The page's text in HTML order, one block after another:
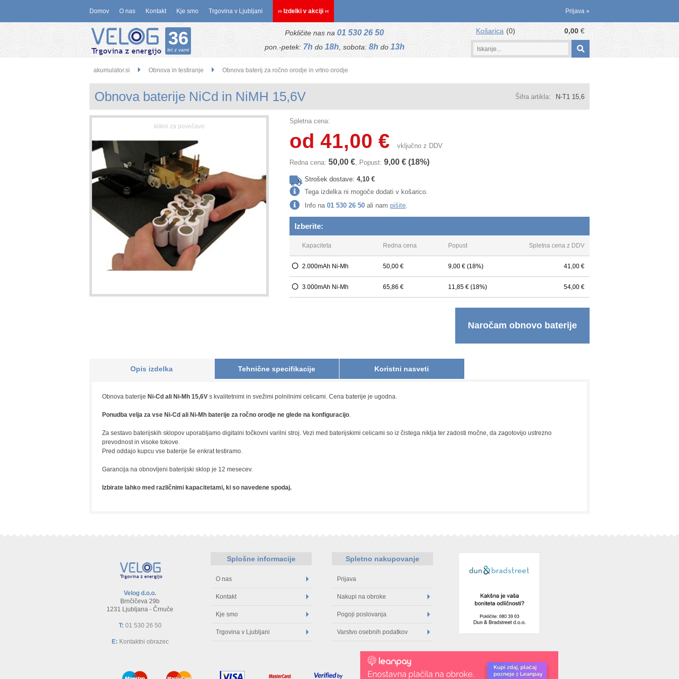
Domov O nas Kontakt Kje smo Trgovina v Ljubljani ›› Izdelki v akciji ‹‹ Prijava »
Košarica 0 0,00 €
36
let z vami
Pokličite nas na 01 530 26 50
pon.-petek: 7h do 18h , sobota: 8h do 13h
akumulator.si Obnova in testiranje Obnova baterij za ročno orodje in vrtno orodje
Obnova baterije NiCd in NiMH 15,6V
Spletna cena:
od 41,00 € vključno z DDV
Redna cena: 50,00 €, Popust: 9,00 € (18%)
Šifra artikla: N-T1 15,6
Strošek dostave: 4,10 €
Tega izdelka ni mogoče dodati v košarico.
Info na 01 530 26 50 ali nam pišite.
Izberite:
Kapaciteta Redna cena Popust Spletna cena z DDV
2.000mAh Ni-Mh 50,00 € 9,00 € (18%) 41,00 €
3.000mAh Ni-Mh 65,86 € 11,85 € (18%) 54,00 €
Naročam obnovo baterije
Opis izdelka Tehnične specifikacije Koristni nasveti
Obnova baterije Ni-Cd ali Ni-Mh 15,6V s kvalitetnimi in svežimi polnilnimi celicami. Cena baterije je ugodna.
Ponudba velja za vse Ni-Cd ali Ni-Mh baterije za ročno orodje ne glede na konfiguracijo.
Za sestavo baterijskih sklopov uporabljamo digitalni točkovni varilni stroj. Vezi med baterijskimi celicami so iz čistega niklja ter zadosti močne, da zagotovijo ustrezno
prevodnost in visoke tokove.
Pred oddajo kupcu vse baterije še enkrat testiramo.
Garancija na obnovljeni baterijski sklop je 12 mesecev.
Izbirate lahko med različnimi kapacitetami, ki so navedene spodaj.
Velog d.o.o.
Brnčičeva 29b
1231 Ljubljana - Črnuče
T: 01 530 26 50
E: Kontaktni obrazec
Splošne informacije
O nas
Kontakt
Kje smo
Trgovina v Ljubljani
Spletno nakupovanje
Prijava
Nakupi na obroke
Pogoji poslovanja
Varstvo osebnih podatkov